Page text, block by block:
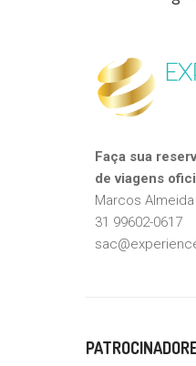
Faça sua
de viagens
Marcos Almeida
31 99602-0617